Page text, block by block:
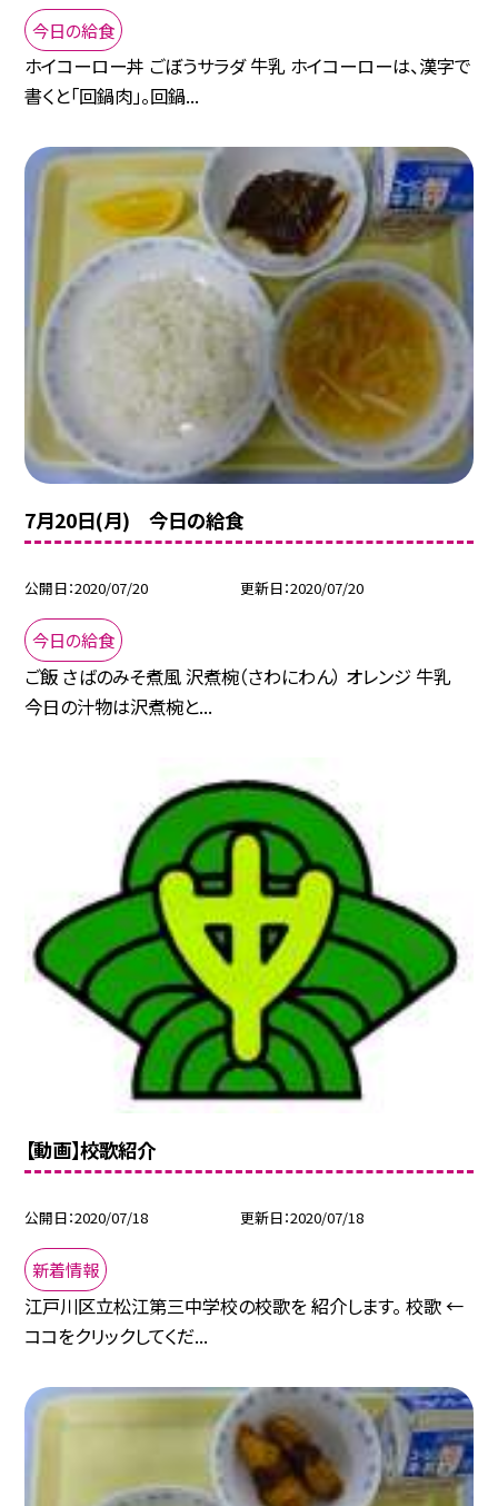
今日の給食
ホイコーロー丼 ごぼうサラダ 牛乳 ホイコーローは、漢字で
書くと「回鍋肉」。回鍋...
7月20日(月) 今日の給食
公開日 2020/07/20 更新日 2020/07/20
今日の給食
ご飯 さばのみそ煮風 沢煮椀（さわにわん） オレンジ 牛乳
今日の汁物は沢煮椀と...
【動画】校歌紹介
公開日 2020/07/18 更新日 2020/07/18
新着情報
江戸川区立松江第三中学校の校歌を 紹介します。 校歌 ←
ココをクリックしてくだ...